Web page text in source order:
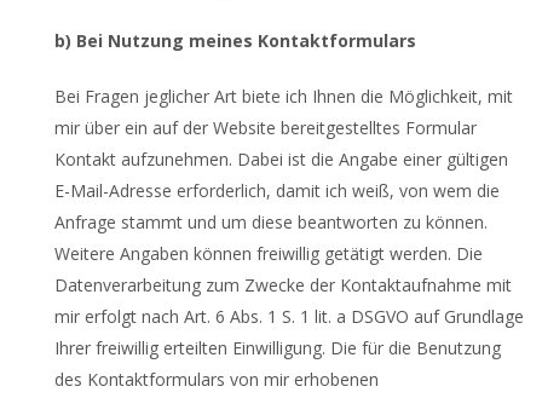
b) Bei Nutzung meines Kontaktformulars
Bei Fragen jeglicher Art biete ich Ihnen die Möglichkeit, mit
mir über ein auf der Website bereitgestelltes Formular
Kontakt aufzunehmen. Dabei ist die Angabe einer gültigen
E-Mail-Adresse erforderlich, damit ich weiß, von wem die
Anfrage stammt und um diese beantworten zu können.
Weitere Angaben können freiwillig getätigt werden. Die
Datenverarbeitung zum Zwecke der Kontaktaufnahme mit
mir erfolgt nach Art. 6 Abs. 1 S. 1 lit. a DSGVO auf Grundlage
Ihrer freiwillig erteilten Einwilligung. Die für die Benutzung
des Kontaktformulars von mir erhobenen